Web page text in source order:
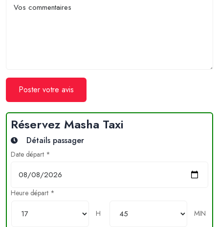
Poster votre avis
Réservez Masha Taxi
Détails passager
Date départ *
Heure départ *
H
MIN